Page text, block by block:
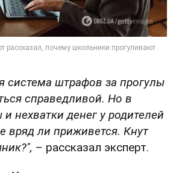
система штрафов за прогулы
справедливой. Но в
нехватки денег у родителей
вряд ли приживется. Кнут
– рассказал эксперт.